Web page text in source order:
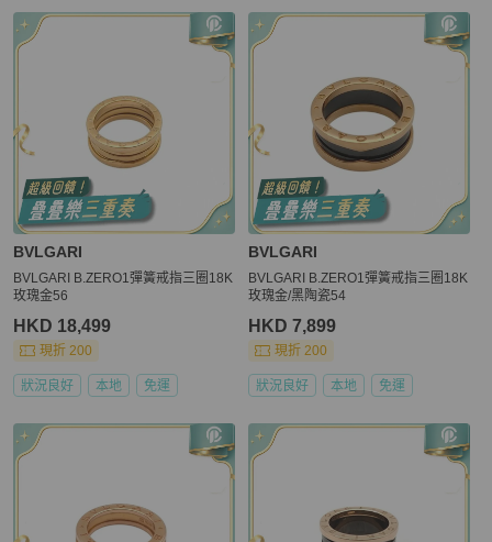
BVLGARI
BVLGARI B.ZERO1彈簧戒指三圈18K
玫瑰金56
HKD 18,499
現折 200
狀況良好 本地 免運
BVLGARI
BVLGARI B.ZERO1彈簧戒指三圈18K
玫瑰金/黑陶瓷54
HKD 7,899
現折 200
狀況良好 本地 免運